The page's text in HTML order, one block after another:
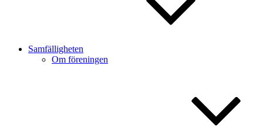
Samfälligheten
Om föreningen